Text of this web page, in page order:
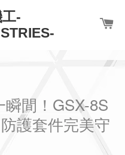
-
瞬間！GSX-8S
護套件完美守